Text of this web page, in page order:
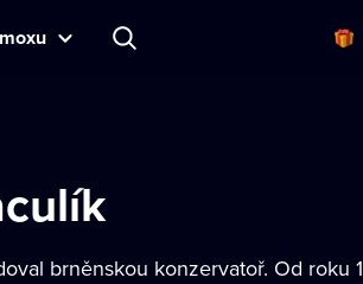
brněnskou konzervatoř. Od roku